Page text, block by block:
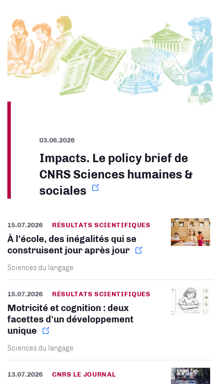
03.06.2026
Impacts. Le policy brief de
CNRS Sciences humaines &
sociales
15.07.2026 RÉSULTATS SCIENTIFIQUES
À l’école, des inégalités qui se
construisent jour après jour
Sciences du langage
15.07.2026 RÉSULTATS SCIENTIFIQUES
Motricité et cognition : deux
facettes d'un développement
unique
Sciences du langage
13.07.2026 CNRS LE JOURNAL